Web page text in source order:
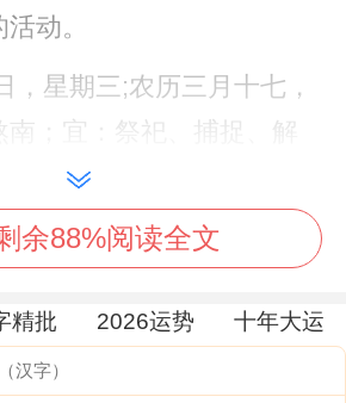
动。
，星期三;农历三月十七，
；宜：祭祀、捕捉、解
忌：开市、嫁娶、安床；吉
00-04：59）、卯时
）、巳时（09:00-10:59）、
）、戌时（19:00-
21：00-22:59）；
余88%阅读全文
精批 2026运势 十年大运